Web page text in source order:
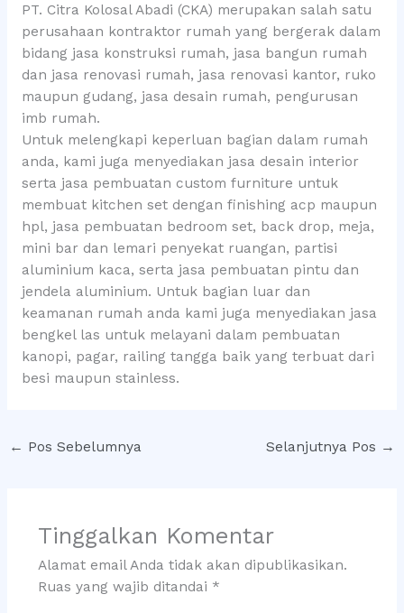
PT. Citra Kolosal Abadi (CKA) merupakan salah satu
perusahaan kontraktor rumah yang bergerak dalam
bidang jasa konstruksi rumah, jasa bangun rumah
dan jasa renovasi rumah, jasa renovasi kantor, ruko
maupun gudang, jasa desain rumah, pengurusan
imb rumah.
Untuk melengkapi keperluan bagian dalam rumah
anda, kami juga menyediakan jasa desain interior
serta jasa pembuatan custom furniture untuk
membuat kitchen set dengan finishing acp maupun
hpl, jasa pembuatan bedroom set, back drop, meja,
mini bar dan lemari penyekat ruangan, partisi
aluminium kaca, serta jasa pembuatan pintu dan
jendela aluminium. Untuk bagian luar dan
keamanan rumah anda kami juga menyediakan jasa
bengkel las untuk melayani dalam pembuatan
kanopi, pagar, railing tangga baik yang terbuat dari
besi maupun stainless.
← Pos Sebelumnya Selanjutnya Pos →
Tinggalkan Komentar
Alamat email Anda tidak akan dipublikasikan.
Ruas yang wajib ditandai *